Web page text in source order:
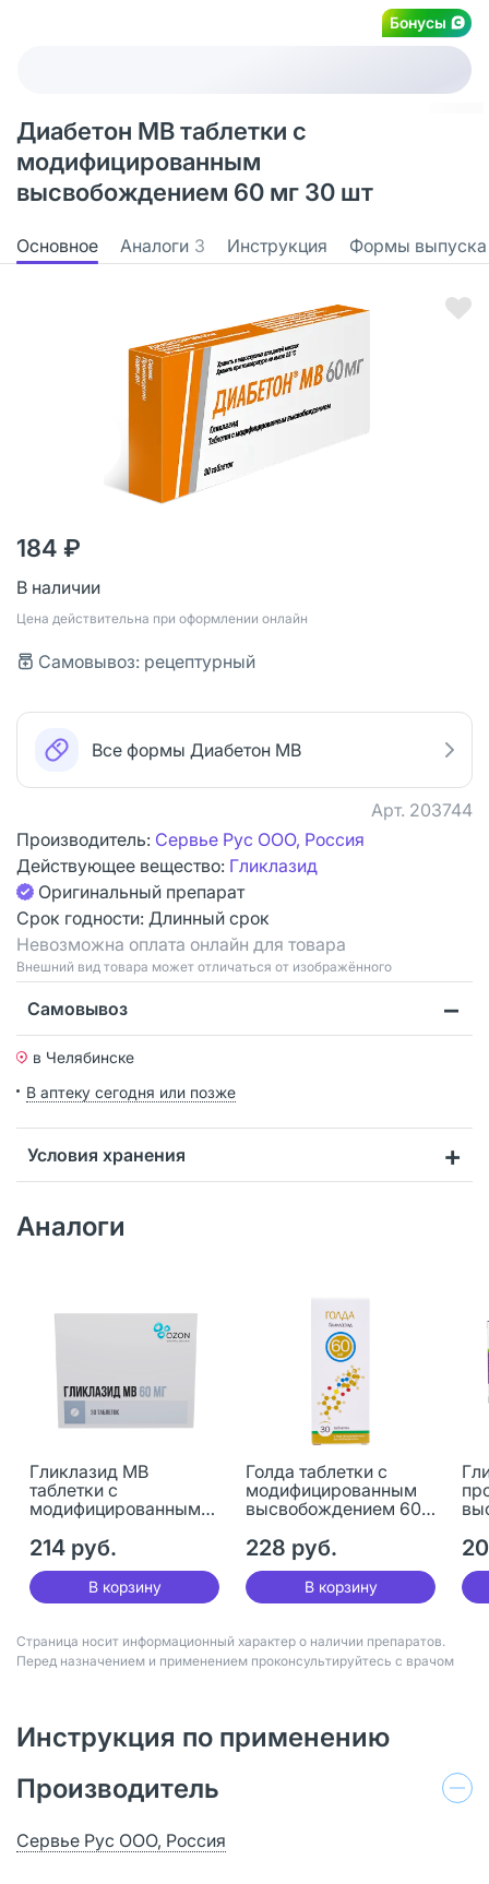
Бонусы
Диабетон МВ таблетки с
модифицированным
высвобождением 60 мг 30 шт
Основное Аналоги 3 Инструкция Формы выпуска
184 ₽
В наличии
Цена действительна при оформлении онлайн
Самовывоз: рецептурный
Все формы Диабетон МВ
Арт. 203744
Производитель: Сервье Рус ООО, Россия
Действующее вещество: Гликлазид
Оригинальный препарат
Срок годности: Длинный срок
Невозможна оплата онлайн для товара
Bнешний вид товара может отличаться от изображённого
Самовывоз
в Челябинске
В аптеку сегодня или позже
Условия хранения
Аналоги
Гликлазид МВ
таблетки с
модифицированным
мг 30 шт
214 руб.
В корзину
Голда таблетки с
модифицированным
высвобождением 60
228 руб.
В корзину
Страница носит информационный характер о наличии препаратов.
Перед назначением и применением проконсультируйтесь с врачом
Инструкция по применению
Производитель
Сервье Рус ООО, Россия